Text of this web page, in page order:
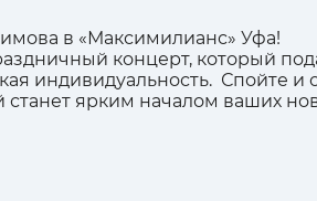
в «Максимилианс» Уфа!
концерт, который
индивидуальность. Спойте
ярким началом ваших